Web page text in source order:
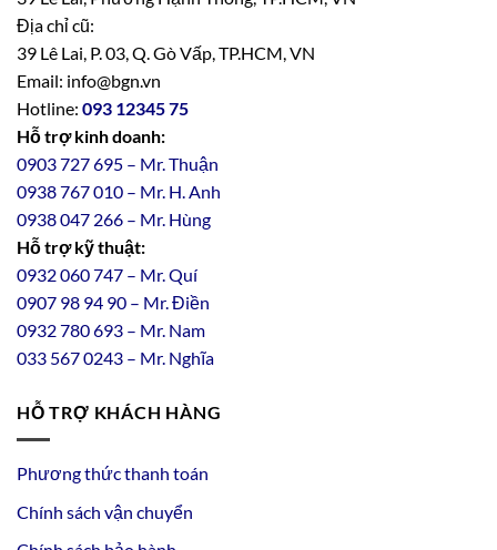
Địa chỉ cũ:
39 Lê Lai, P. 03, Q. Gò Vấp, TP.HCM, VN
Email: info@bgn.vn
Hotline: 093 12345 75
Hỗ trợ kinh doanh:
0903 727 695 – Mr. Thuận
0938 767 010 – Mr. H. Anh
0938 047 266 – Mr. Hùng
Hỗ trợ kỹ thuật:
0932 060 747 – Mr. Quí
0907 98 94 90 – Mr. Điền
0932780693 – Mr. Nam
033 567 0243 – Mr. Nghĩa
HỖ TRỢ KHÁCH HÀNG
Phương thức thanh toán
Chính sách vận chuyển